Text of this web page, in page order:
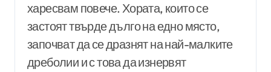
харесвам повече. Хората, които се
застоят твърде дълго на едно място,
започват да се дразнят на най-малките
дреболии и с това да изнервят